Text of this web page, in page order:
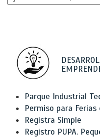
Parque Industrial
Permiso para Ferias
Registra Simple
Registro PUPA.